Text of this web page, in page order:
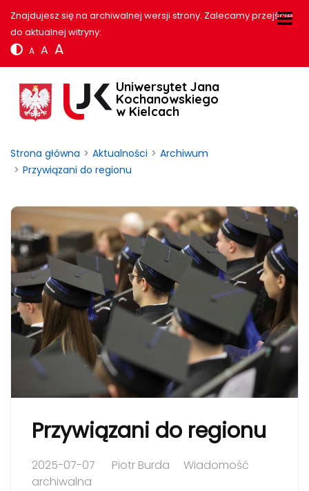
Znajdujesz się na archiwalnej wersji strony. Zalecamy przejście
do aktualnej witryny:
A A A
Uniwersytet Jana
Kochanowskiego
w Kielcach
Strona główna Aktualności
Archiwum
Przywiązani do regionu
Przywiązani do regionu
2025-07-07 Piotr Burda
Wiadomość
archiwalna